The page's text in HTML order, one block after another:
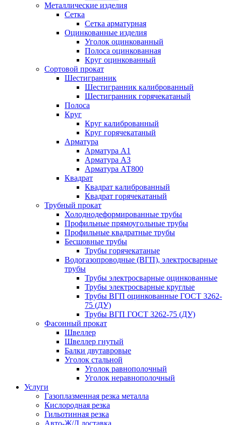
Металлические изделия
Сетка
Сетка арматурная
Оцинкованные изделия
Уголок оцинкованный
Полоса оцинкованная
Круг оцинкованный
Сортовой прокат
Шестигранник
Шестигранник калиброванный
Шестигранник горячекатаный
Полоса
Круг
Круг калиброванный
Круг горячекатаный
Арматура
Арматура А1
Арматура А3
Арматура АТ800
Квадрат
Квадрат калиброванный
Квадрат горячекатаный
Трубный прокат
Холоднодеформированные трубы
Профильные прямоугольные трубы
Профильные квадратные трубы
Бесшовные трубы
Трубы горячекатаные
Водогазопроводные (ВГП), электросварные
трубы
Трубы электросварные оцинкованные
Трубы электросварные круглые
Трубы ВГП оцинкованные ГОСТ 3262-
75 (ДУ)
Трубы ВГП ГОСТ 3262-75 (ДУ)
Фасонный прокат
Швеллер
Швеллер гнутый
Балки двутавровые
Уголок стальной
Уголок равнополочный
Уголок неравнополочный
Услуги
Газоплазменная резка металла
Кислородная резка
Гильотинная резка
Авто-Ж/Д доставка